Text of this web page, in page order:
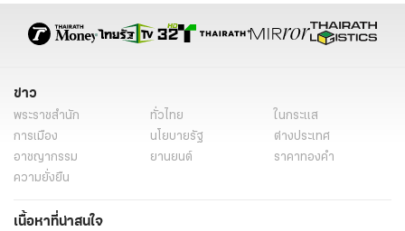
ข่าว
พระราชสำนัก ทั่วไทย
ในกระแส
การเมือง
นโยบายรัฐ
ต่างประเทศ
อาชญากรรม
ยานยนต์
ราคาทองคำ
ความยั่งยืน
เนื้อหาที่น่าสนใจ